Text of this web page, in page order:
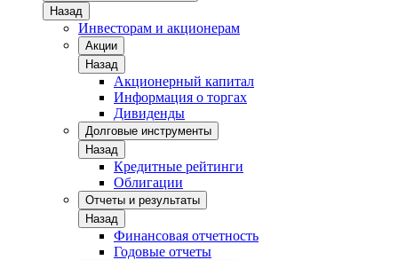
Назад
Инвесторам и акционерам
Акции
Назад
Акционерный капитал
Информация о торгах
Дивиденды
Долговые инструменты
Назад
Кредитные рейтинги
Облигации
Отчеты и результаты
Назад
Финансовая отчетность
Годовые отчеты